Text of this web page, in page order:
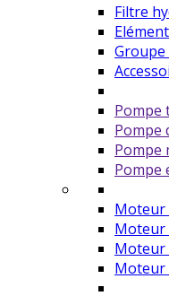
Filtre
Pompe
Pompe
Pompe
Pompe
Moteur
Moteur
Moteur
Moteur